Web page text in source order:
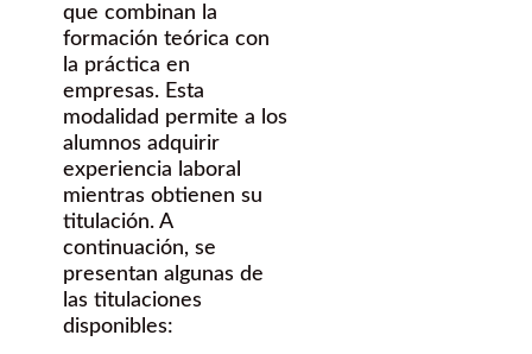
que combinan la
formación teórica con
la práctica en
empresas. Esta
modalidad permite a los
alumnos adquirir
experiencia laboral
mientras obtienen su
titulación. A
continuación, se
presentan algunas de
las titulaciones
disponibles: